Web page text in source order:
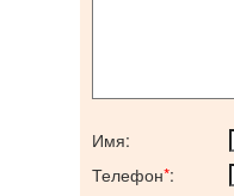
Имя:
Телефон*: